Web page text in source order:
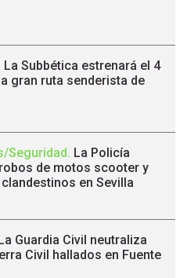
La Subbética estrenará el 4
gran ruta senderista de
Seguridad. La Policía
de motos scooter y
en Sevilla
Guardia Civil neutraliza
Civil hallados en Fuente